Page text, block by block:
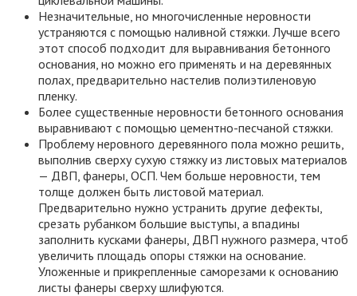
Незначительные, но многочисленные неровности
устраняются с помощью наливной стяжки. Лучше всего
этот способ подходит для выравнивания бетонного
основания, но можно его применять и на деревянных
полах, предварительно настелив полиэтиленовую
пленку.
Более существенные неровности бетонного основания
выравнивают с помощью цементно-песчаной стяжки.
Проблему неровного деревянного пола можно решить,
выполнив сверху сухую стяжку из листовых материалов
— ДВП, фанеры, ОСП. Чем больше неровности, тем
толще должен быть листовой материал.
Предварительно нужно устранить другие дефекты,
срезать рубанком большие выступы, а впадины
заполнить кусками фанеры, ДВП нужного размера, чтоб
увеличить площадь опоры стяжки на основание.
Уложенные и прикрепленные саморезами к основанию
листы фанеры сверху шлифуются.